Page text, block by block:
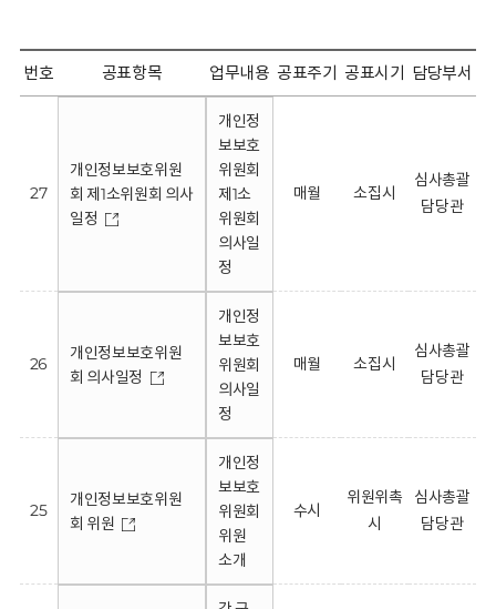
번호 공표항목 업무내용 공표주기 공표시기 담당부서
27
개인정보보호위원
회 제1소위원회 의사
일정
개인정
보보호
위원회
제1소
위원회
의사일
정
매월 소집시
심사총괄
담당관
26
개인정보보호위원
회 의사일정
개인정
보보호
위원회
의사일
정
매월 소집시
심사총괄
담당관
25
개인정보보호위원
회 위원
개인정
보보호
위원회
위원
소개
수시
위원위촉
시
심사총괄
담당관